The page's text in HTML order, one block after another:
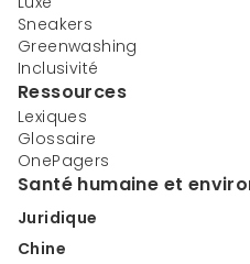
Sneakers
Greenwashing
Inclusivité
Ressources
Lexiques
Glossaire
OnePagers
Santé humaine et
Juridique
Chine